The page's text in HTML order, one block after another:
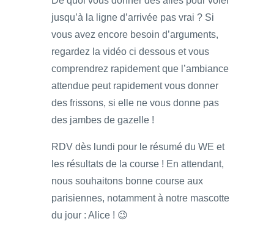
jusqu’à la ligne d’arrivée pas vrai ? Si
vous avez encore besoin d’arguments,
regardez la vidéo ci dessous et vous
comprendrez rapidement que l’ambiance
attendue peut rapidement vous donner
des frissons, si elle ne vous donne pas
des jambes de gazelle !
RDV dès lundi pour le résumé du WE et
les résultats de la course ! En attendant,
nous souhaitons bonne course aux
parisiennes, notamment à notre mascotte
du jour : Alice ! 😉